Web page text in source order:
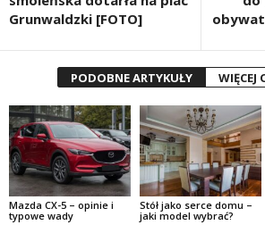
Grunwaldzki [FOTO]
PODOBNE ARTYKUŁY WIĘCEJ
Mazda CX-5 – opinie i
typowe wady
Stół jako serce domu –
jaki model wybrać?